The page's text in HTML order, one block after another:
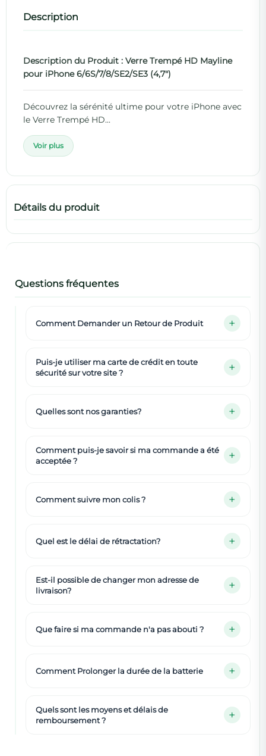
Description
Description du Produit : Verre Trempé HD Mayline
pour iPhone 6/6S/7/8/SE2/SE3 (4,7")
Découvrez la sérénité ultime pour votre iPhone avec
le Verre Trempé HD...
Voir plus
Détails du produit
Questions fréquentes
Comment Demander un Retour de Produit
Puis-je utiliser ma carte de crédit en toute
sécurité sur votre site ?
Quelles sont nos garanties?
Comment puis-je savoir si ma commande a été
acceptée ?
Comment suivre mon colis ?
Quel est le délai de rétractation?
Est-il possible de changer mon adresse de
livraison?
Que faire si ma commande n'a pas abouti ?
Comment Prolonger la durée de la batterie
Quels sont les moyens et délais de
remboursement ?